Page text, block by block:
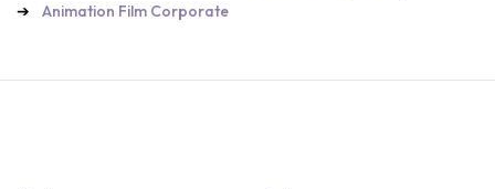
Animation Film Corporate